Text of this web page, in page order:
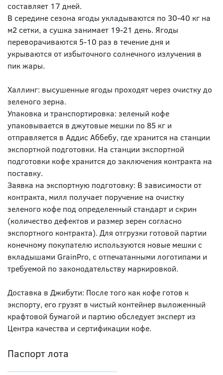
составляет 17 дней.
В середине сезона ягоды укладываются по 30-40 кг на
м2 сетки, а сушка занимает 19-21 день. Ягоды
переворачиваются 5-10 раз в течение дня и
укрываются от избыточного солнечного излучения в
пик жары.
Халлинг: высушенные ягоды проходят через очистку до
зеленого зерна.
Упаковка и транспортировка: зеленый кофе
упаковывается в джутовые мешки по 85 кг и
отправляется в Аддис Аббебу, где хранится на станции
экспортной подготовки. На станции экспортной
подготовки кофе хранится до заключения контракта на
поставку.
Заявка на экспортную подготовку: В зависимости от
контракта, милл получает поручение на очистку
зеленого кофе под определенный стандарт и скрин
(количество дефектов и размер зерен согласно
экспортного контракта). Для отгрузки готовой партии
конечному покупателю используются новые мешки с
вкладышами GrainPro, с отпечатанными логотипами и
требуемой по законодательству маркировкой.
Доставка в Джибути: После того как кофе готов к
экспорту, его грузят в чистый контейнер выложенный
крафтовой бумагой и партию обследует эксперт из
Центра качества и сертификации кофе.
Паспорт лота